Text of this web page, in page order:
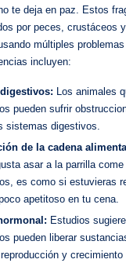
te deja en paz. Estos
por peces, crustáceos
múltiples
incluyen:
Los animales
pueden sufrir
sistemas digestivos.
de la cadena
asar a la parrilla come
es como si estuvieras
apetitoso en tu cena.
Estudios
pueden liberar
y crecimiento